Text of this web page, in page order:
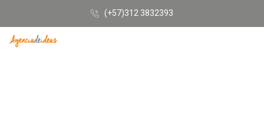
(+57)312 3832393